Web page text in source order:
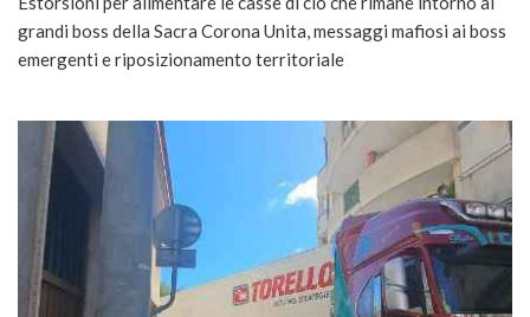
grandi boss della Sacra Corona Unita, messaggi mafiosi ai boss
emergenti e riposizionamento territoriale